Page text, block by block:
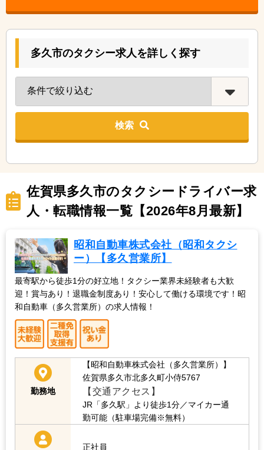
多久市のタクシー求人を詳しく探す
検索
佐賀県多久市のタクシードライバー求
人・転職情報一覧【2026年8月最新】
昭和自動車株式会社（昭和タクシ
ー）【多久営業所】
最寄駅から徒歩1分の好立地！タクシー業界未経験者も大歓
迎！賞与あり！退職金制度あり！安心して働ける環境です！昭
和自動車（多久営業所）の求人情報！
勤務地
【昭和自動車株式会社（多久営業所）】
佐賀県多久市北多久町小侍5767
【交通アクセス】
JR「多久駅」より徒歩1分／マイカー通
勤可能（駐車場完備※無料）
正社員